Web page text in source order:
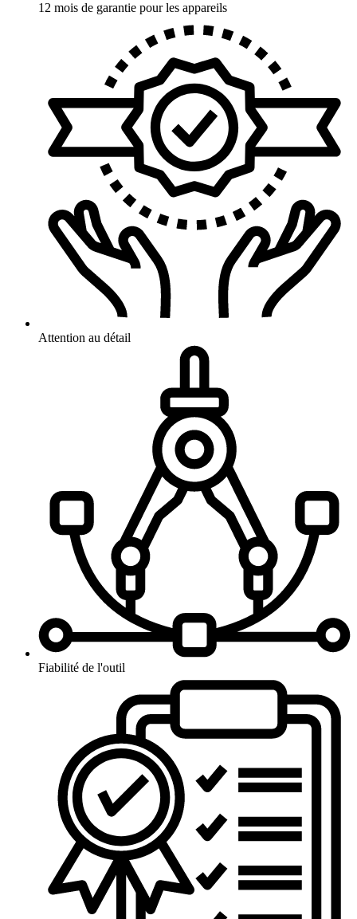
12 mois de garantie pour les appareils
Attention au détail
Fiabilité de l'outil